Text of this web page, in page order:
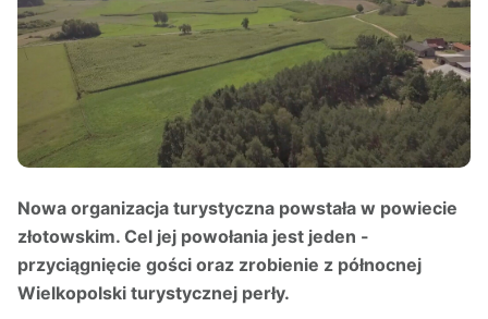
Nowa organizacja turystyczna powstała w powiecie
złotowskim. Cel jej powołania jest jeden -
przyciągnięcie gości oraz zrobienie z północnej
Wielkopolski turystycznej perły.